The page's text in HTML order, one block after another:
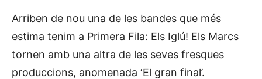
Arriben de nou una de les bandes que més
estima tenim a Primera Fila: Els Iglú! Els Marcs
tornen amb una altra de les seves fresques
produccions, anomenada ‘El gran final’.